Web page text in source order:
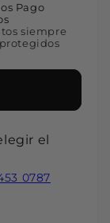
Pago
siempre
el
0787